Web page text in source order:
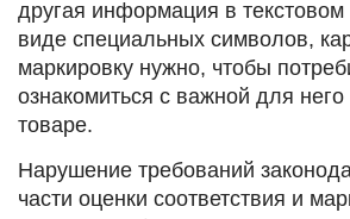
другая информация в
виде специальных символов,
маркировку нужно, чтобы
ознакомиться с важной для
товаре.
Нарушение требований
части оценки соответствия и